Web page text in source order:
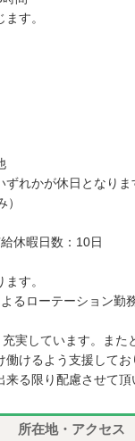
す。
ずれかが休日となりま
）
休暇日数：10日
す。
るローテーション勤
実しています。また
働けるよう支援して
来る限り配慮させて頂
所在地・アクセス